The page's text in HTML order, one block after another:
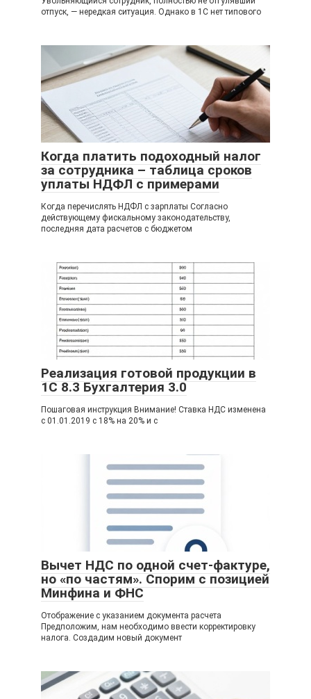
отпуск, — нередкая ситуация. Однако в 1С нет типового
Когда платить подоходный налог
за сотрудника – таблица сроков
уплаты НДФЛ с примерами
Когда перечислять НДФЛ с зарплаты Согласно
действующему фискальному законодательству,
последняя дата расчетов с бюджетом
Реализация готовой продукции в
1С 8.3 Бухгалтерия 3.0
Пошаговая инструкция Внимание! Ставка НДС изменена
с 01.01.2019 с 18% на 20% и с
Вычет НДС по одной счет-фактуре,
но «по частям». Спорим с позицией
Минфина и ФНС
Отображение с указанием документа расчета
Предположим, нам необходимо ввести корректировку
налога. Создадим новый документ